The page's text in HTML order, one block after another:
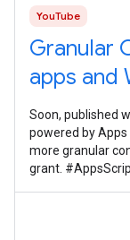
YouTube
Granular
apps and
Soon, published
powered by
more granular
grant.